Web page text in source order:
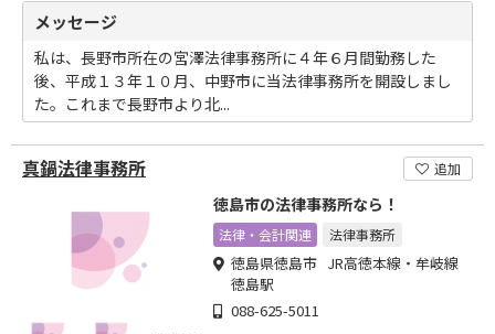
メッセージ
私は、長野市所在の宮澤法律事務所に４年６月間勤務した
後、平成１３年１０月、中野市に当法律事務所を開設しまし
た。これまで長野市より北...
真鍋法律事務所 追加
徳島市の法律事務所なら！
法律・会計関連 法律事務所
徳島県徳島市 JR高徳本線・牟岐線
徳島駅
088-625-5011